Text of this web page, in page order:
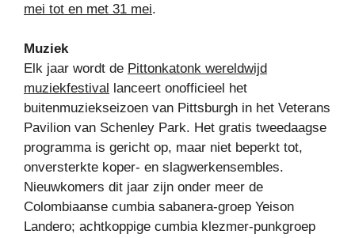
mei tot en met 31 mei.
Muziek
Elk jaar wordt de Pittonkatonk wereldwijd
muziekfestival
lanceert onofficieel het
buitenmuziekseizoen van Pittsburgh in het Veterans
Pavilion van Schenley Park. Het gratis tweedaagse
programma is gericht op, maar niet beperkt tot,
onversterkte koper- en slagwerkensembles.
Nieuwkomers dit jaar zijn onder meer de
Colombiaanse cumbia sabanera-groep Yeison
Landero; achtkoppige cumbia klezmer-punkgroep